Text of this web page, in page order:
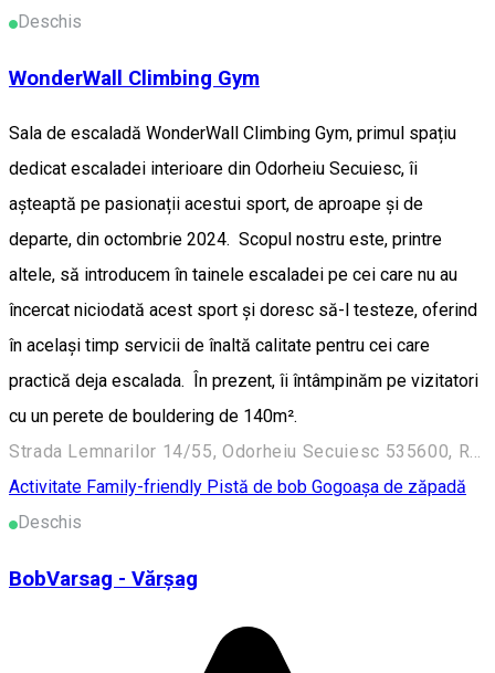
Deschis
WonderWall Climbing Gym
Sala de escaladă WonderWall Climbing Gym, primul spațiu
dedicat escaladei interioare din Odorheiu Secuiesc, îi
așteaptă pe pasionații acestui sport, de aproape și de
departe, din octombrie 2024. Scopul nostru este, printre
altele, să introducem în tainele escaladei pe cei care nu au
încercat niciodată acest sport și doresc să-l testeze, oferind
în același timp servicii de înaltă calitate pentru cei care
practică deja escalada. În prezent, îi întâmpinăm pe vizitatori
cu un perete de bouldering de 140m².
Strada Lemnarilor 14/55, Odorheiu Secuiesc 535600, Romania
Activitate Family-friendly Pistă de bob Gogoașa de zăpadă
Deschis
BobVarsag - Vărșag